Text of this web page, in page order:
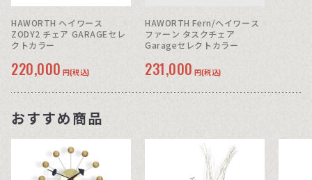
HAWORTH ヘイワース
ZODY2 チェア GARAGEセレ
クトカラー
220,000 円(税込)
HAWORTH Fern/ヘイワース
ファーン タスクチェア
Garageセレクトカラー
231,000 円(税込)
おすすめ商品